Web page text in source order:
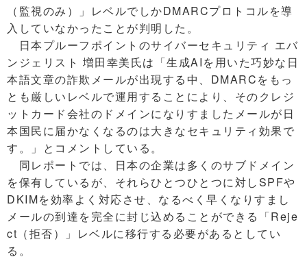
（監視のみ）」レベルでしかDMARCプロトコルを導
入していなかったことが判明した。
日本プルーフポイントのサイバーセキュリティ エバ
ンジェリスト 増田幸美氏は「生成AIを用いた巧妙な日
本語文章の詐欺メールが出現する中、DMARCをもっ
とも厳しいレベルで運用することにより、そのクレジ
ットカード会社のドメインになりすましたメールが日
本国民に届かなくなるのは大きなセキュリティ効果で
す。」とコメントしている。
同レポートでは、日本の企業は多くのサブドメイン
を保有しているが、それらひとつひとつに対しSPFや
DKIMを効率よく対応させ、なるべく早くなりすまし
メールの到達を完全に封じ込めることができる「Reje
ct（拒否）」レベルに移行する必要があるとしてい
る。